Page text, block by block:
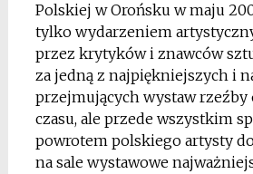
Polskiej w Orońsku w maju
tylko wydarzeniem
przez krytyków i znawców
za jedną z najpiękniejszych i
przejmujących wystaw rzeźby
czasu, ale przede wszystkim
powrotem polskiego artysty
na sale wystawowe